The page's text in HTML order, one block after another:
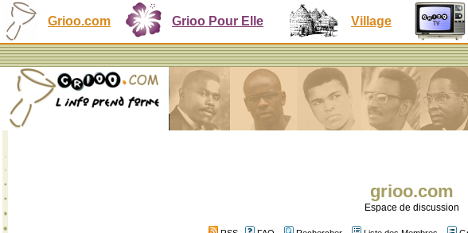
Grioo.com Grioo Pour Elle Village
grioo.com
Espace de discussion